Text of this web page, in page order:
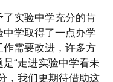
了实验中学充分的肯
学取得了一点办学
需要改进，许多方
“走进实验中学看未
，我们更期待借助这